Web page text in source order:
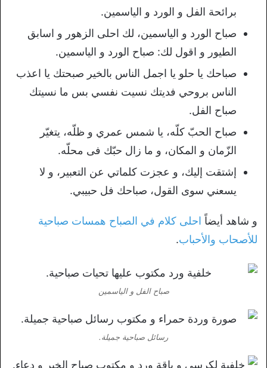
برائحة الفل و الورد و الياسمين.
صباح الورد و الياسمين، لك احلى الزهور و اسابق
الطيور و اقول لك: صباح الورد و الياسمين.
صباحك يا حلو يا اجمل الناس بالخير صبحتك يا اعذب
الناس بروحي فديتك نسيت نفسي بس ما نسيتك
صباح الفل.
صباح الحبّ كلّه، يا شمس عمري و ظلّه، يتغيّر
الزّمان و المكان، و ما زال حبّك فى محلّه.
إشتقت إليك، و عجزت كلماتي عن التعبير، و لا
يسعني سوى القول، صباحك فل حبيبي.
و شاهد أيضاً احلى كلام في الصباح همسات صباحية
للأصحاب والأحباب.
صباح الفل و الياسمين
رسائل صباحية جميلة.